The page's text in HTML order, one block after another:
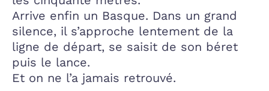
Arrive enfin un Basque. Dans un grand
silence, il s’approche lentement de la
ligne de départ, se saisit de son béret
puis le lance.
Et on ne l’a jamais retrouvé.